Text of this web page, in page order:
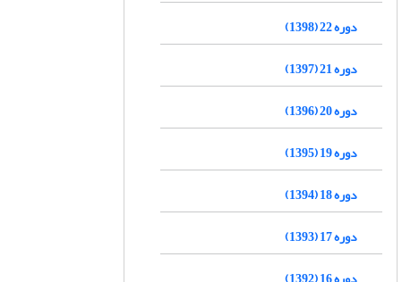
دوره 22 (1398)
دوره 21 (1397)
دوره 20 (1396)
دوره 19 (1395)
دوره 18 (1394)
دوره 17 (1393)